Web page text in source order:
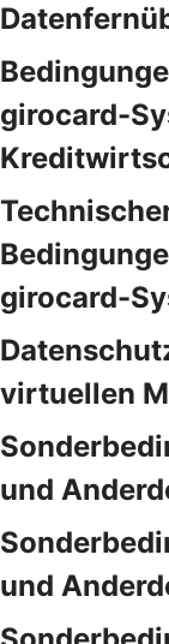
girocard-
girocard-
virtuellen
und
und